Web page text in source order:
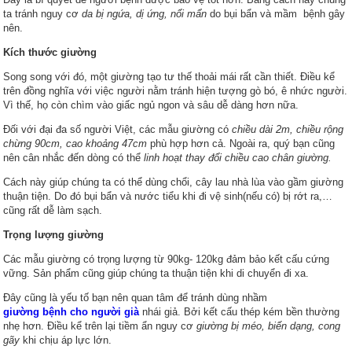
ta tránh nguy cơ da bị ngứa, dị ứng, nổi mẩn do bụi bẩn và mầm bệnh gây
nên.
Kích thước giường
Song song với đó, một giường tạo tư thế thoải mái rất cần thiết. Điều kể
trên đồng nghĩa với việc người nằm tránh hiện tượng gò bó, ê nhức người.
Vì thế, họ còn chìm vào giấc ngủ ngon và sâu dễ dàng hơn nữa.
Đối với đại đa số người Việt, các mẫu giường có chiều dài 2m, chiều rộng
chừng 90cm, cao khoảng 47cmphù hợp hơn cả. Ngoài ra, quý bạn cũng
nên cân nhắc đến dòng có thể linh hoạt thay đổi chiều cao chân giường.
Cách này giúp chúng ta có thể dùng chổi, cây lau nhà lùa vào gầm giường
thuận tiện. Do đó bụi bẩn và nước tiểu khi đi vệ sinh(nếu có) bị rớt ra,…
cũng rất dễ làm sạch.
Trọng lượng giường
Các mẫu giường có trọng lượng từ 90kg- 120kg đảm bảo kết cấu cứng
vững. Sản phẩm cũng giúp chúng ta thuận tiện khi di chuyển đi xa.
Đây cũng là yếu tố bạn nên quan tâm để tránh dùng nhầm
giường bệnh cho người già nhái giả. Bởi kết cấu thép kém bền thường
nhẹ hơn. Điều kể trên lại tiềm ẩn nguy cơ giường bị méo, biến dạng, cong
gãy khi chịu áp lực lớn.